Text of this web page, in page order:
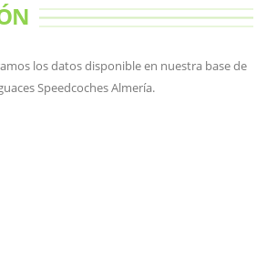
los datos disponible en nuestra base de
Speedcoches Almería.